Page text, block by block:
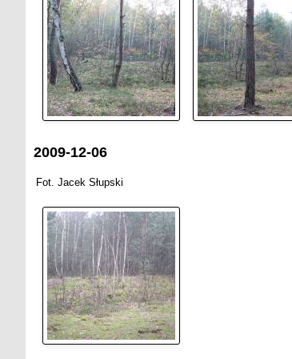
2009-12-06
Fot. Jacek Słupski